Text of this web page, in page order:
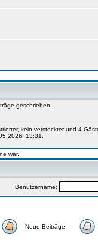
geschrieben.
kein versteckter und 4
13:31.
war.
Benutzername:
Neue Beiträge